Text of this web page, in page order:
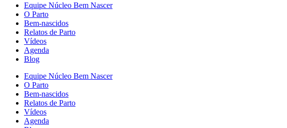
Equipe Núcleo Bem Nascer
O Parto
Bem-nascidos
Relatos de Parto
Vídeos
Agenda
Blog
Equipe Núcleo Bem Nascer
O Parto
Bem-nascidos
Relatos de Parto
Vídeos
Agenda